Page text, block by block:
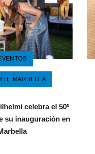
MARBELLA
celebra el 50º
su inauguración en